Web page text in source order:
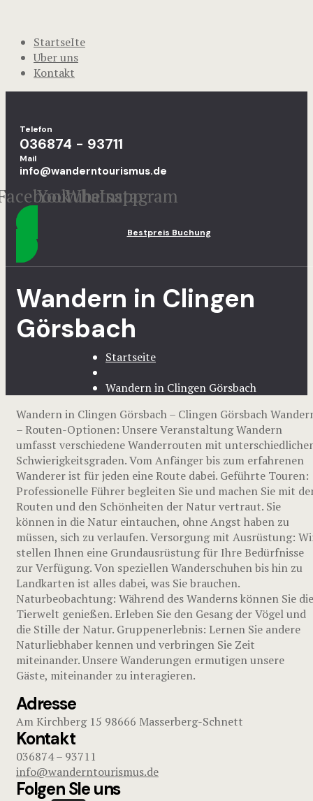
StartseIte
Uber uns
Kontakt
Telefon
036874 - 93711
Mail
info@wanderntourismus.de
Youtube
Whatsapp
Instagram
Bestpreis Buchung
Wandern in Clingen
Görsbach
Startseite
Wandern in Clingen Görsbach
Wandern in Clingen Görsbach – Clingen Görsbach
– Routen-Optionen: Unsere Veranstaltung Wandern
umfasst verschiedene Wanderrouten mit
Schwierigkeitsgraden. Vom Anfänger bis zum erfahrenen
Wanderer ist für jeden eine Route dabei. Geführte Touren:
Professionelle Führer begleiten Sie und machen Sie mit
Routen und den Schönheiten der Natur vertraut. Sie
können in die Natur eintauchen, ohne Angst haben zu
müssen, sich zu verlaufen. Versorgung mit Ausrüstung:
stellen Ihnen eine Grundausrüstung für Ihre Bedürfnisse
zur Verfügung. Von speziellen Wanderschuhen bis hin zu
Landkarten ist alles dabei, was Sie brauchen.
Naturbeobachtung: Während des Wanderns können Sie die
Tierwelt genießen. Erleben Sie den Gesang der Vögel und
die Stille der Natur. Gruppenerlebnis: Lernen Sie andere
Naturliebhaber kennen und verbringen Sie Zeit
miteinander. Unsere Wanderungen ermutigen unsere
Gäste, miteinander zu interagieren.
Adresse
Am Kirchberg 15 98666 Masserberg-Schnett
Kontakt
036874 – 93711
info@wanderntourismus.de
Folgen SIe uns